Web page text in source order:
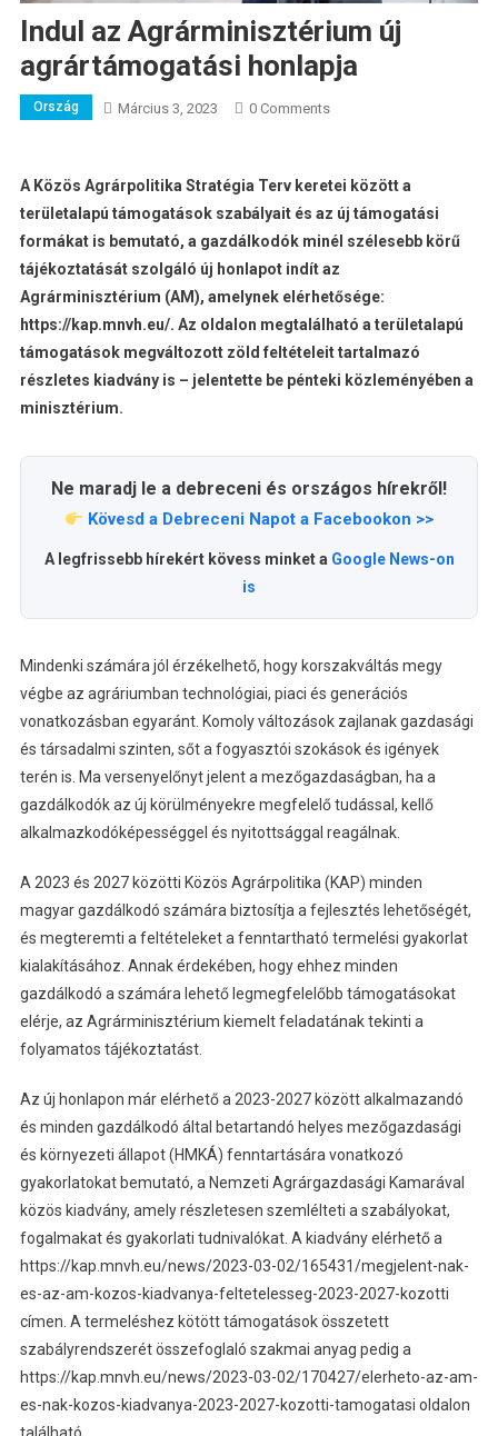
Indul az Agrárminisztérium új
agrártámogatási honlapja
Ország Március 3, 2023 0 Comments
A Közös Agrárpolitika Stratégia Terv keretei között a
területalapú támogatások szabályait és az új támogatási
formákat is bemutató, a gazdálkodók minél szélesebb körű
tájékoztatását szolgáló új honlapot indít az
Agrárminisztérium (AM), amelynek elérhetősége:
https://kap.mnvh.eu/. Az oldalon megtalálható a területalapú
támogatások megváltozott zöld feltételeit tartalmazó
részletes kiadvány is – jelentette be pénteki közleményében a
minisztérium.
Ne maradj le a debreceni és országos hírekről!
Kövesd a Debreceni Napot a Facebookon >>
A legfrissebb hírekért kövess minket a Google News-on
is
Mindenki számára jól érzékelhető, hogy korszakváltás megy
végbe az agráriumban technológiai, piaci és generációs
vonatkozásban egyaránt. Komoly változások zajlanak gazdasági
és társadalmi szinten, sőt a fogyasztói szokások és igények
terén is. Ma versenyelőnyt jelent a mezőgazdaságban, ha a
gazdálkodók az új körülményekre megfelelő tudással, kellő
alkalmazkodóképességgel és nyitottsággal reagálnak.
A 2023 és 2027 közötti Közös Agrárpolitika (KAP) minden
magyar gazdálkodó számára biztosítja a fejlesztés lehetőségét,
és megteremti a feltételeket a fenntartható termelési gyakorlat
kialakításához. Annak érdekében, hogy ehhez minden
gazdálkodó a számára lehető legmegfelelőbb támogatásokat
elérje, az Agrárminisztérium kiemelt feladatának tekinti a
folyamatos tájékoztatást.
Az új honlapon már elérhető a 2023-2027 között alkalmazandó
és minden gazdálkodó által betartandó helyes mezőgazdasági
és környezeti állapot (HMKÁ) fenntartására vonatkozó
gyakorlatokat bemutató, a Nemzeti Agrárgazdasági Kamarával
közös kiadvány, amely részletesen szemlélteti a szabályokat,
fogalmakat és gyakorlati tudnivalókat. A kiadvány elérhető a
https://kap.mnvh.eu/news/2023-03-02/165431/megjelent-nak-
es-az-am-kozos-kiadvanya-feltetelesseg-2023-2027-kozotti
címen. A termeléshez kötött támogatások összetett
szabályrendszerét összefoglaló szakmai anyag pedig a
https://kap.mnvh.eu/news/2023-03-02/170427/elerheto-az-am-
es-nak-kozos-kiadvanya-2023-2027-kozotti-tamogatasi oldalon